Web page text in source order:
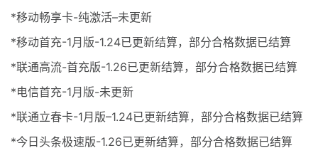
*移动畅享卡-纯激活–未更新
*移动首充-1月版-1.24已更新结算，部分合格数据已结算
*联通高流-首充版-1.26已更新结算，部分合格数据已结算
*电信首充-1月版-未更新
*联通立春卡-1月版–1.24已更新结算，部分合格数据已结算
*今日头条极速版-1.26已更新结算，部分合格数据已结算